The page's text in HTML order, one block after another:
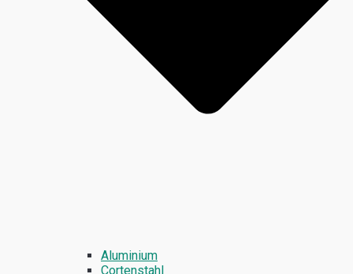
Aluminium
Cortenstahl